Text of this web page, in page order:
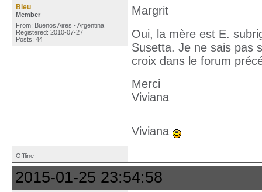
Bleu
Member
From: Buenos Aires - Argentina
Registered: 2010-07-27
Posts: 44
Margrit
Oui, la mère est E.
Susetta. Je ne sais pas
croix dans le forum
Merci
Viviana
Viviana
Offline
2015-01-25 23:54:58